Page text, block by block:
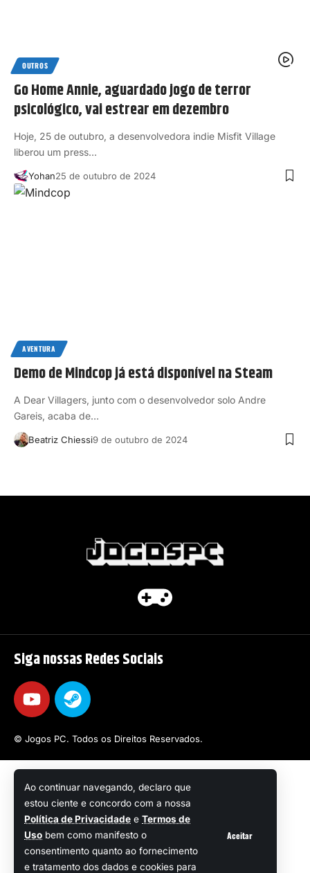
Ao continuar navegando, declaro que
estou ciente e concordo com a nossa
Política de Privacidade e Termos de
Uso bem como manifesto o
consentimento quanto ao fornecimento
e tratamento dos dados e cookies para
Aceitar
OUTROS
Go Home Annie, aguardado jogo de terror
psicológico, vai estrear em dezembro
Hoje, 25 de outubro, a desenvolvedora indie Misfit Village
liberou um press…
Yohan25 de outubro de 2024
AVENTURA
Demo de Mindcop já está disponível na Steam
A Dear Villagers, junto com o desenvolvedor solo Andre
Gareis, acaba de…
Beatriz Chiessi9 de outubro de 2024
Siga nossas Redes Sociais
© Jogos PC. Todos os Direitos Reservados.